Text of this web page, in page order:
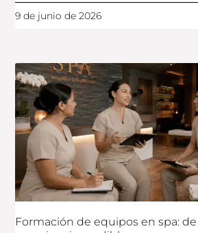
9 de junio de 2026
Formación de equipos en spa: de